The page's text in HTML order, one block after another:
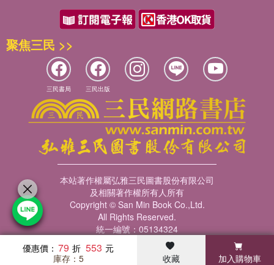
家屬講，但我沒資格講什麼，沒資格同情、沒資格安慰、沒資
格說三道四，他們也不見得要人家的同情和安慰，但我就是感
到一種心疼，同時也驚訝這麼多有血有淚的事為什麼沒幾個人
拍成電影，我們不是創作自由嗎，不敢拍的原因是自己心裡有
個枷鎖？還是覺得沒人想看？會引起爭議？引起反感？為什麼
會引起反感？
然後，我開始把這些不知該怎麼用言語表達的情緒，以寫劇本
的方式抒發。接著收集更多資料，請教學者老師後，更加地謹
慎卑微，盡量不帶進自己的意見，以一個小女孩受難者家屬觀
點，去經歷那個時代；看七十年前台灣的樣貌，看看當時的社
會底層青年們在做什麼。
製作團隊支持把這故事拍出來
劇本遇到很多障礙。寫沒幾頁，我就知道不可能拍攝：現在能
用的場景一個都沒有，很多要搭景，那些街道也找不到，現在
的人也長 得不一樣。這電影要花太多錢了，這種題材也不可
能有人投資，既然不可能拍攝，那我就盡情地寫，寫了更多的
場景、人物，寫到已經完全不可能執行的地步。寫完寄給監
製，提醒他們：「這本你們當消遣看看就好，我趕快再寫一個
製作團隊支持把這故事拍出來
劇本遇到很多障礙。寫沒幾頁，我就知道不可能拍攝：現在能
用的場景一個都沒有，很多要搭景，那些街道也找不到，現在
的人也長 得不一樣。這電影要花太多錢了，這種題材也不可
能有人投資，既然不可能拍攝，那我就盡情地寫，寫了更多的
場景、人物，寫到已經完全不可能執行的地步。寫完寄給監
製，提醒他們：「這本你們當消遣看看就好，我趕快再寫一個
喜劇片劇本。」
等我寫完另一本，他們還是想拍《大濛》這個故事，監製們和
華文創的同仁完全沒考慮市場問題，他們只是覺得這故事需要
被拍出來――這世道竟然還有這樣勇敢純真的監製，真是令我
我們上一部電影得了金馬獎最佳劇情片和導演獎，有一筆補助
金讓我們拍攝下一部電影，那不是獎金，每一分錢都得用來拍
片。
我們大可用這筆錢拍一部很低成本的喜劇片或鬼片，不用擔心
賠錢，搞不好還能賺點錢。 但是我們很傻、很莫名其妙地投入
了一個大成本的製作，不敢去想能不能回收。唯一心願就是能
優惠價： 79 553
庫存：5 收藏 加入購物車
客服中心 瀏覽紀錄 會員專區
聚焦三民 >>
三民書局 三民出版
本站著作權屬弘雅三民圖書股份有限公司
及相關著作權所有人所有
Copyright © San Min Book Co.,Ltd.
All Rights Reserved.
統一編號：05134324